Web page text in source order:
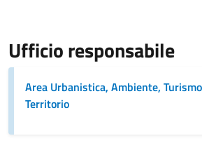
Ufficio responsabile
Area Urbanistica, Ambiente,
Territorio